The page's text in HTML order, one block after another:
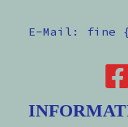
E-Mail: fine